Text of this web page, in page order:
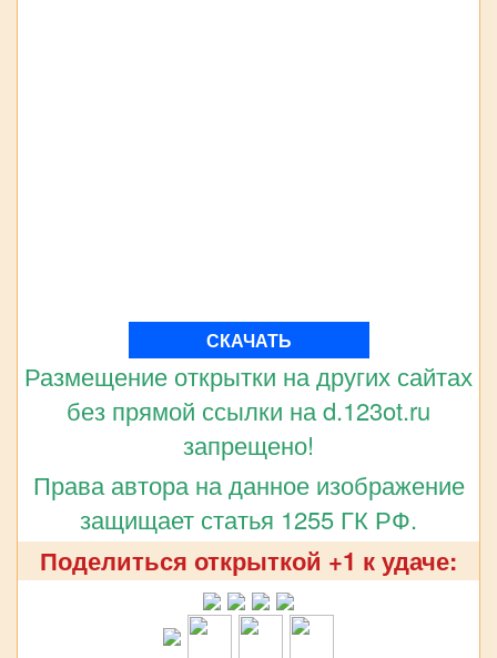
СКАЧАТЬ
Размещение открытки на других сайтах
без прямой ссылки на d.123ot.ru
запрещено!
Права автора на данное изображение
защищает статья 1255 ГК РФ.
Поделиться открыткой +1 к удаче: